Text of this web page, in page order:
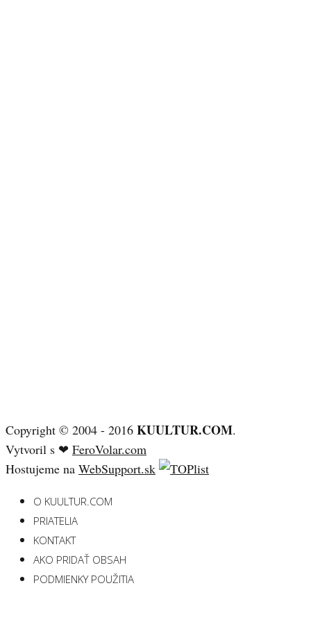
Copyright © 2004 - 2016 KUULTUR.COM.
Vytvoril s ❤ FeroVolar.com
Hostujeme na WebSupport.sk
O KUULTUR.COM
PRIATELIA
KONTAKT
AKO PRIDAŤ OBSAH
PODMIENKY POUŽITIA